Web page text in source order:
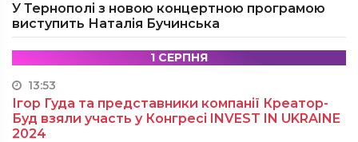
У Тернополі з новою концертною програмою
виступить Наталія Бучинська
1 СЕРПНЯ
13:53
Ігор Гуда та представники компанії Креатор-
Буд взяли участь у Конгресі INVEST IN UKRAINE
2024